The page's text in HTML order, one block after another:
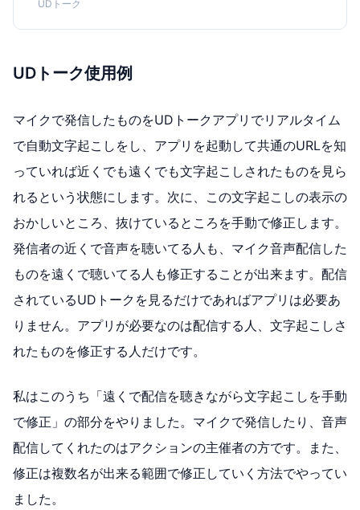
リです。コミュニケーション支
援アプリテキスト入力支援アプ
や活用が進んでいます。コミュ
UDトーク
UDトーク使用例
マイクで発信したものをUDトークアプリでリアルタイム
で自動文字起こしをし、アプリを起動して共通のURLを知
っていれば近くでも遠くでも文字起こしされたものを見ら
れるという状態にします。次に、この文字起こしの表示の
おかしいところ、抜けているところを手動で修正します。
発信者の近くで音声を聴いてる人も、マイク音声配信した
ものを遠くで聴いてる人も修正することが出来ます。配信
されているUDトークを見るだけであればアプリは必要あ
りません。アプリが必要なのは配信する人、文字起こしさ
れたものを修正する人だけです。
私はこのうち「遠くで配信を聴きながら文字起こしを手動
で修正」の部分をやりました。マイクで発信したり、音声
配信してくれたのはアクションの主催者の方です。また、
修正は複数名が出来る範囲で修正していく方法でやってい
ました。